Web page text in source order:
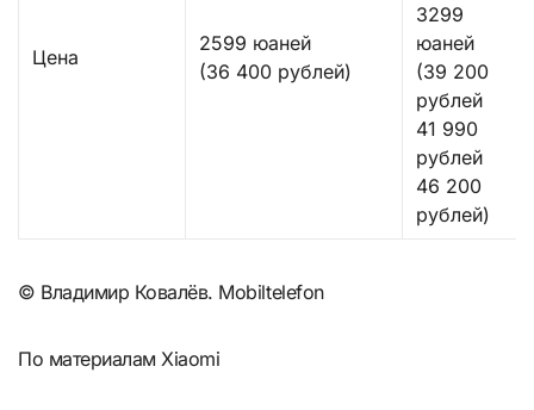
Цена
2599 юаней
(36 400 рублей)
3299
юаней
(39 200
рублей
41 990
рублей
46 200
рублей)
© Владимир Ковалёв. Mobiltelefon
По материалам Xiaomi